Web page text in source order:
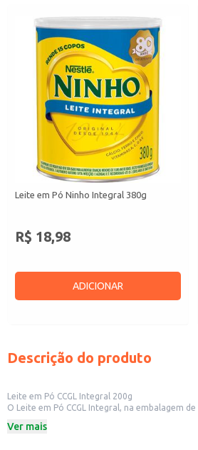
Leite em Pó Ninho Integral 380g
R$ 18,98
ADICIONAR
Descrição do produto
Leite em Pó CCGL Integral 200g
O Leite em Pó CCGL Integral, na embalagem
Dicas de Uso:
Ver mais